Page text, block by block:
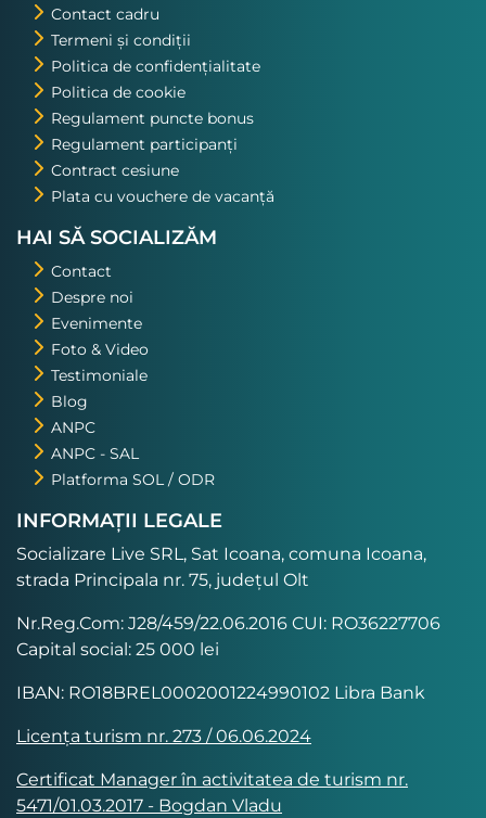
Contact cadru
Termeni și condiții
Politica de confidențialitate
Politica de cookie
Regulament puncte bonus
Regulament participanți
Contract cesiune
Plata cu vouchere de vacanță
HAI SĂ SOCIALIZĂM
Contact
Despre noi
Evenimente
Foto & Video
Testimoniale
Blog
ANPC
ANPC - SAL
Platforma SOL / ODR
INFORMAȚII LEGALE
Socializare Live SRL, Sat Icoana, comuna Icoana,
strada Principala nr. 75, județul Olt
Nr.Reg.Com: J28/459/22.06.2016 CUI: RO36227706
Capital social: 25 000 lei
IBAN: RO18BREL0002001224990102 Libra Bank
Licența turism nr. 273 / 06.06.2024
Certificat Manager în activitatea de turism nr.
5471/01.03.2017 - Bogdan Vladu